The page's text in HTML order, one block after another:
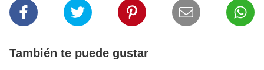
También te puede gustar